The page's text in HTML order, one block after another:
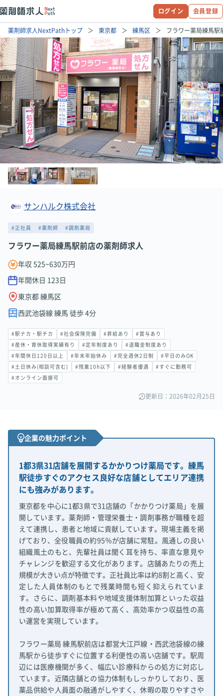
ログイン 会員登録
薬剤師求人NextPathトップ 東京都 練馬区 フラワー薬局練馬駅
サンハルク株式会社
#正社員 #薬剤師 #調剤薬局
フラワー薬局練馬駅前店の薬剤師求人
年収 525~630万円
年間休日 123 日
東京都 練馬区
西武池袋線 練馬 徒歩 4分
#駅ナカ・駅チカ #社会保険完備 #昇給あり #賞与あり
#産休・育休取得実績有り #定年制度あり #退職金制度あり
#年間休日120日以上 #年末年始休み #完全週休2日制 #平日のみOK
#土日休み(相談可含む) #残業10h以下 #経験者優遇 #すぐに勤務可
#オンライン面接可
更新日：2026年02月25日
企業の魅力ポイント
1都3県31店舗を展開するかかりつけ薬局です。練馬
駅徒歩すぐのアクセス良好な店舗としてエリア連携
にも強みがあります。
東京都を中心に1都3県で31店舗の「かかりつけ薬局」を展
開しています。薬剤師・管理栄養士・調剤事務が職種を超
えて連携し、患者と地域に貢献しています。現場主義を掲
げており、全役職員の約95％が店舗に常駐。風通しの良い
組織風土のもと、先輩社員は聞く耳を持ち、率直な意見や
チャレンジを歓迎する文化があります。店舗あたりの売上
規模が大きい点が特徴です。正社員比率は約8割と高く、安
定した人員体制のもとで残業時間も短く抑えられていま
す。さらに、調剤基本料や地域支援体制加算といった収益
性の高い加算取得率が極めて高く、高効率かつ収益性の高
い運営を実現しています。
フラワー薬局 練馬駅前店は都営大江戸線・西武池袋線の練
馬駅から徒歩すぐに位置する利便性の高い店舗です。駅周
辺には医療機関が多く、幅広い診療科からの処方に対応し
ています。近隣店舗との協力体制もしっかりしており、医
薬品供給や人員面の融通がしやすく、休暇の取りやすさや